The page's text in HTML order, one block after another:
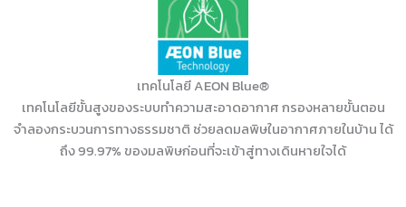
เทคโนโลยี AEON Blue®
เทคโนโลยีขั้นสูงของระบบทำความสะอาดอากาศ กรองหลายขั้นตอน
จำลองกระบวนการทางธรรมชาติ ช่วยลดมลพิษในอากาศภายในบ้าน ได้
ถึง 99.97% ของมลพิษก่อนที่จะเข้าสู่ทางเดินหายใจได้